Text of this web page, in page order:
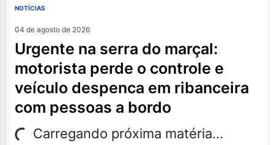
NOTÍCIAS
04 de agosto de 2026
urgente na serra do marçal:
motorista perde o controle e
veículo despenca em ribanceira
com pessoas a bordo
Carregando próxima matéria...